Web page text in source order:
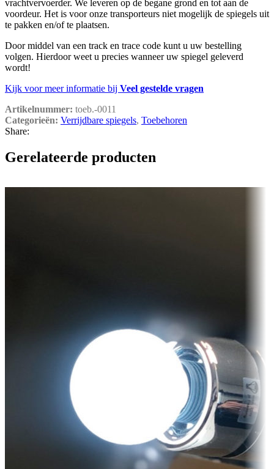
vrachtvervoerder. We leveren op de begane grond en tot aan de
voordeur. Het is voor onze transporteurs niet mogelijk de spiegels uit
te pakken en/of te plaatsen.
Door middel van een track en trace code kunt u uw bestelling
volgen. Hierdoor weet u precies wanneer uw spiegel geleverd
wordt!
Kijk voor meer informatie bij Veel gestelde vragen
Artikelnummer: toeb.-0011
Categorieën: Verrijdbare spiegels, Toebehoren
Share:
Gerelateerde producten